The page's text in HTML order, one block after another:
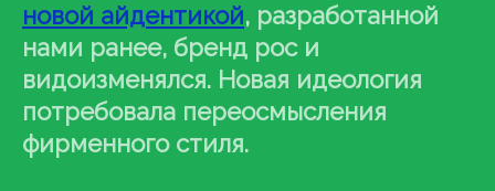
новой айдентикой, разработанной
нами ранее, бренд рос и
видоизменялся. Новая идеология
потребовала переосмысления
фирменного стиля.